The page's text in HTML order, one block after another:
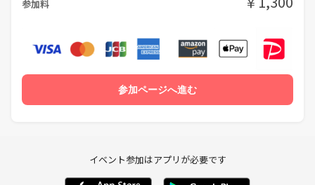
参加料
参加ページへ進む
イベント参加はアプリが必要です